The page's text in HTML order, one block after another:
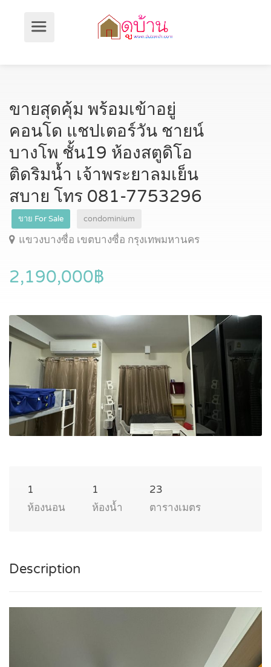
ขายสุดคุ้ม พร้อมเข้าอยู่
คอนโด แชปเตอร์วัน ชายน์
บางโพ ชั้น19 ห้องสตูดิโอ
ติดริมน้ำ เจ้าพระยาลมเย็น
สบาย โทร 081-7753296
ขาย For Sale condominium
แขวงบางซื่อ เขตบางซื่อ กรุงเทพมหานคร
2,190,000฿
1
ห้องนอน
1
ห้องน้ำ
23
ตารางเมตร
Description